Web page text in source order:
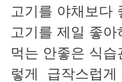
고기를 야채보다
고기를 제일 좋
먹는 안좋은 식습
렇게 급작스럽게